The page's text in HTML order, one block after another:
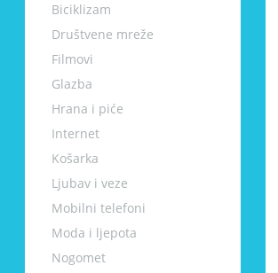
Biciklizam
Društvene mreže
Filmovi
Glazba
Hrana i piće
Internet
Košarka
Ljubav i veze
Mobilni telefoni
Moda i ljepota
Nogomet